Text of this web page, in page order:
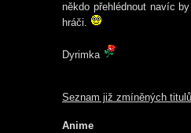
někdo přehlédnout navíc
hráči.
Dyrimka
Seznam již zmíněných
Anime